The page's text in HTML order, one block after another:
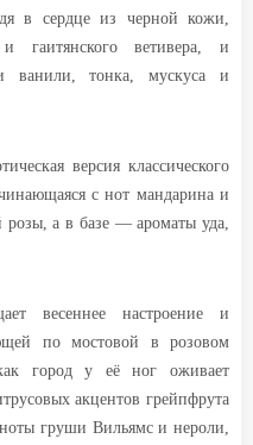
в сердце из черной кожи,
гаитянского ветивера, и
ванили, тонка, мускуса и
версия классического
с нот мандарина и
розы, а в базе — ароматы уда,
весеннее настроение и
по мостовой в розовом
город у её ног оживает
акцентов грейпфрута
груши Вильямс и нероли,